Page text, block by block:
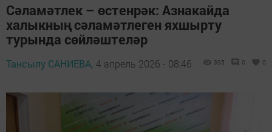
Сәламәтлек – өстенрәк: Азнакайда
халыкның сәламәтлеген яхшырту
турында сөйләштеләр
Тансылу САНИЕВА, 4 апрель 2026 - 08:46 395 0 0